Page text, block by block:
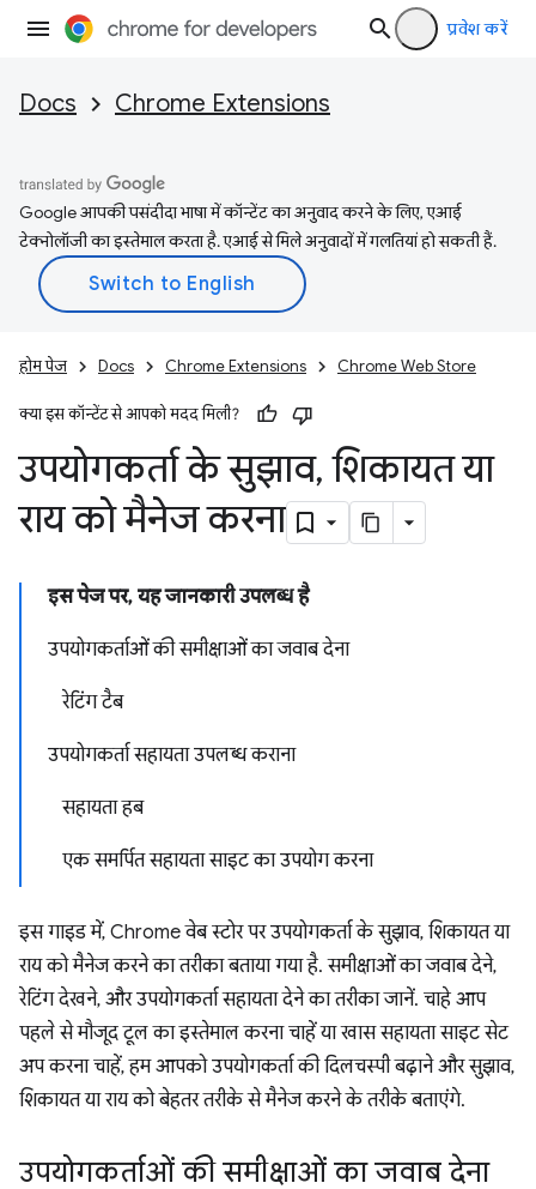
प्रवेश करें
Docs Chrome Extensions
Google आपकी पसंदीदा भाषा में कॉन्टेंट का अनुवाद करने के लिए, एआई
टेक्नोलॉजी का इस्तेमाल करता है. एआई से मिले अनुवादों में गलतियां हो सकती हैं.
होम पेज Docs Chrome Extensions Chrome Web Store
क्या इस कॉन्टेंट से आपको मदद मिली?
उपयोगकर्ता के सुझाव, शिकायत या
राय को मैनेज करना
इस पेज पर, यह जानकारी उपलब्ध है
उपयोगकर्ताओं की समीक्षाओं का जवाब देना
रेटिंग टैब
उपयोगकर्ता सहायता उपलब्ध कराना
सहायता हब
एक समर्पित सहायता साइट का उपयोग करना
इस गाइड में, Chrome वेब स्टोर पर उपयोगकर्ता के सुझाव, शिकायत या
राय को मैनेज करने का तरीका बताया गया है. समीक्षाओं का जवाब देने,
रेटिंग देखने, और उपयोगकर्ता सहायता देने का तरीका जानें. चाहे आप
पहले से मौजूद टूल का इस्तेमाल करना चाहें या खास सहायता साइट सेट
अप करना चाहें, हम आपको उपयोगकर्ता की दिलचस्पी बढ़ाने और सुझाव,
शिकायत या राय को बेहतर तरीके से मैनेज करने के तरीके बताएंगे.
उपयोगकर्ताओं की समीक्षाओं का जवाब देना